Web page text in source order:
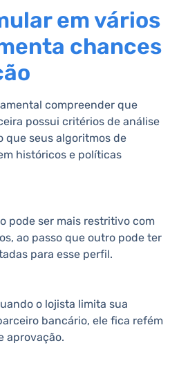
em vários
chances
compreender que
possui critérios de análise
que seus algoritmos de
históricos e políticas
pode ser mais restritivo com
ao passo que outro pode ter
para esse perfil.
o lojista limita sua
bancário, ele fica refém
aprovação.